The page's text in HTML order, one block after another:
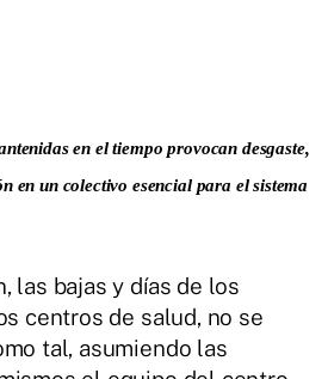
en el tiempo provocan desgaste,
en un colectivo esencial para el sistema
las bajas y días de los
centros de salud, no se
tal, asumiendo las